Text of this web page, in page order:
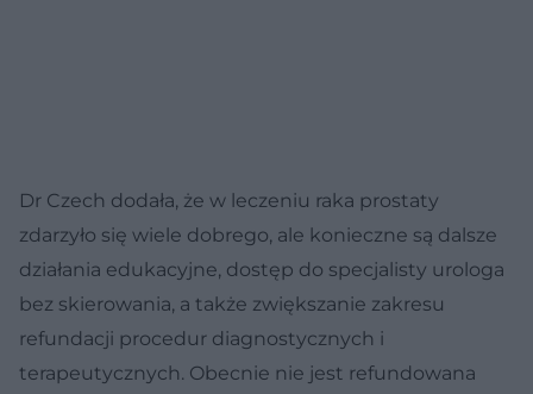
Dr Czech dodała, że w leczeniu raka prostaty
zdarzyło się wiele dobrego, ale konieczne są dalsze
działania edukacyjne, dostęp do specjalisty urologa
bez skierowania, a także zwiększanie zakresu
refundacji procedur diagnostycznych i
terapeutycznych. Obecnie nie jest refundowana